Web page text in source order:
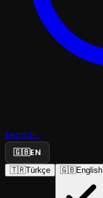
Search...
🇬🇧EN
🇹🇷Türkçe 🇬🇧English